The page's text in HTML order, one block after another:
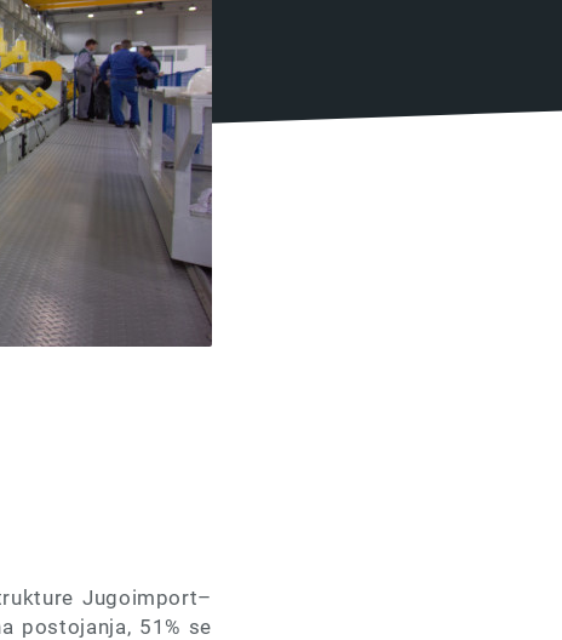
Jugoimport–
postojanja, 51% se